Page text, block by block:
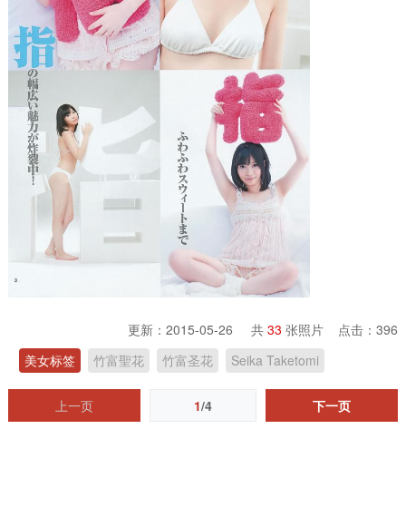
更新：2015-05-26 共33 张照片 点击：396
美女标签
竹富聖花 竹富圣花 Seika Taketomi
上一页 1/4 下一页